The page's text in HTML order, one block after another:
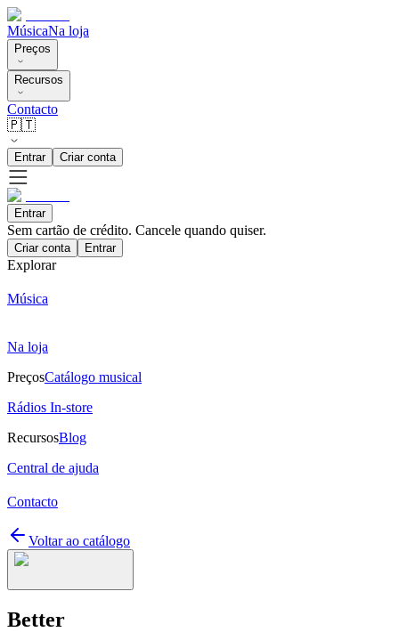
MúsicaNa loja
Preços
Recursos
Contacto
🇵🇹
Entrar Criar conta
Entrar
Sem cartão de crédito. Cancele quando quiser.
Criar conta Entrar
Explorar
Música
Na loja
PreçosCatálogo musical
Rádios In-store
RecursosBlog
Central de ajuda
Contacto
Voltar ao catálogo
Better